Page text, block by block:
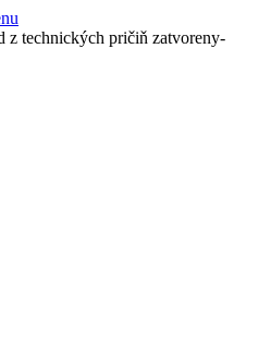
z technických pričiň zatvoreny-